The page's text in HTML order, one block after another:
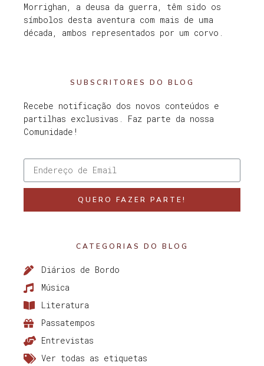
Morrighan, a deusa da guerra, têm sido os
símbolos desta aventura com mais de uma
década, ambos representados por um corvo.
SUBSCRITORES DO BLOG
Recebe notificação dos novos conteúdos e
partilhas exclusivas. Faz parte da nossa
Comunidade!
QUERO FAZER PARTE!
CATEGORIAS DO BLOG
Diários de Bordo
Música
Literatura
Passatempos
Entrevistas
Ver todas as etiquetas